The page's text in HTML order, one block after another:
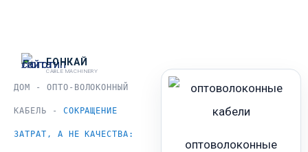
ГОНКАЙ
CABLE MACHINERY
ДОМ - ОПТО-ВОЛОКОННЫЙ
КАБЕЛЬ - СОКРАЩЕНИЕ
ЗАТРАТ, А НЕ КАЧЕСТВА:
оптоволоконные